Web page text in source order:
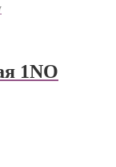
1NO